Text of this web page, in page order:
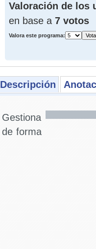
Valoración de los
en base a 7 votos
Valora este programa:
Descripción
Gestiona
de forma